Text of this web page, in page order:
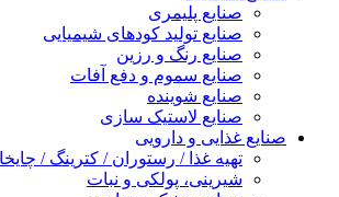
صنایع پلیمری
صنایع تولید کودهای شیمیایی
صنایع رنگ و رزین
صنایع سموم و دفع آفات
صنایع شوینده
صنایع لاستیک سازی
صنایع غذایی و دارویی
تهیه غذا / رستوران / کترینگ /
شیرینی، پولکی و نبات